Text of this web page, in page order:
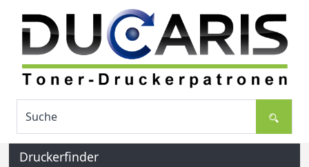
Druckerfinder